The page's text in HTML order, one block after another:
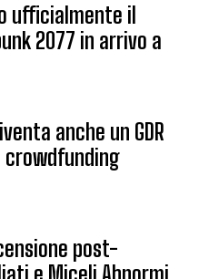
ufficialmente il
2077 in arrivo a
anche un GDR
crowdfunding
post-